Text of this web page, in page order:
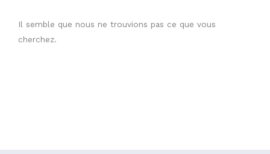
Il semble que nous ne trouvions pas ce que vous
cherchez.